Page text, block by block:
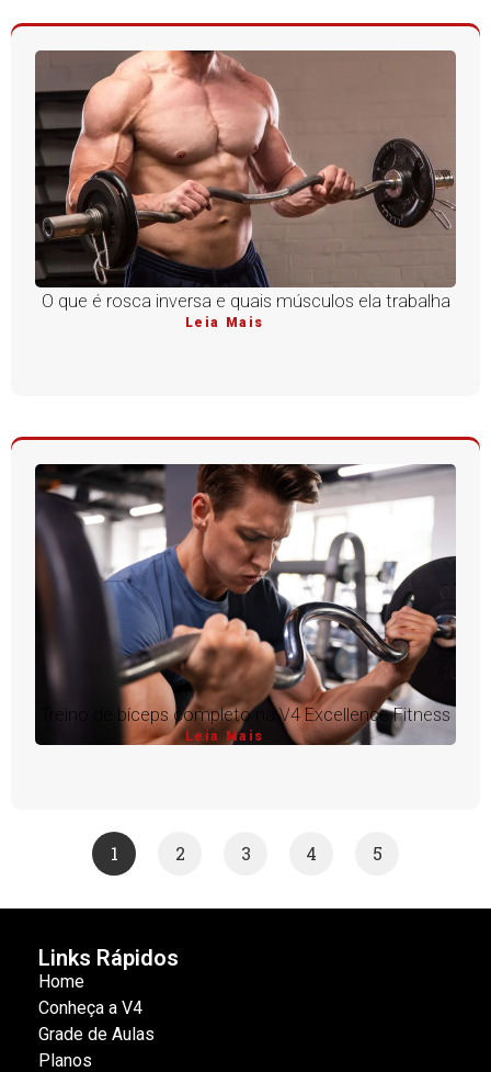
O que é rosca inversa e quais músculos ela trabalha
Leia Mais
Treino de bíceps completo na V4 Excellence Fitness
Leia Mais
1 2 3 4 5
Links Rápidos
Home
Conheça a V4
Grade de Aulas
Planos